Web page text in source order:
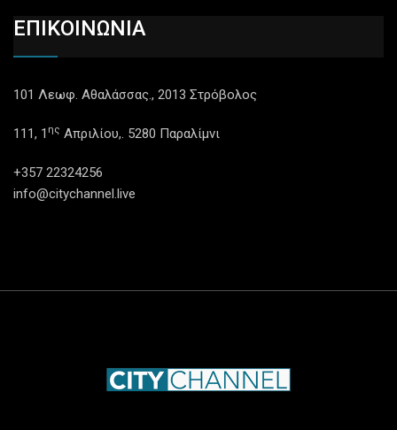
ΕΠΙΚΟΙΝΩΝΙΑ
101 Λεωφ. Αθαλάσσας., 2013 Στρόβολος
111, 1 ης Απριλίου,. 5280 Παραλίμνι
+357 22324256
info@citychannel.live